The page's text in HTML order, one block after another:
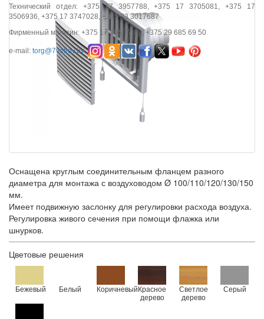
Оснащена круглым соединительным фланцем разного
диаметра для монтажа с воздуховодом Ø 100/110/120/130/150
мм.
Имеет подвижную заслонку для регулировки расхода воздуха.
Регулировка живого сечения при помощи флажка или
шнурков.
Цветовые решения
Бежевый Белый КоричневыйКрасное
дерево
Светлое
дерево
Серый
Технический отдел: +375 17 3957788, +375 17 3705081, +375 17
3506936, +375 17 3747028, +375 33 3017687
Фирменный магазин: +375 17 395 77 88, +375 29 685 69 50
e-mail: torg@7vetrov.by